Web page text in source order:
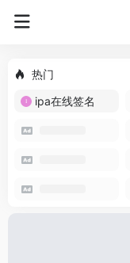
热门
ipa在线签名